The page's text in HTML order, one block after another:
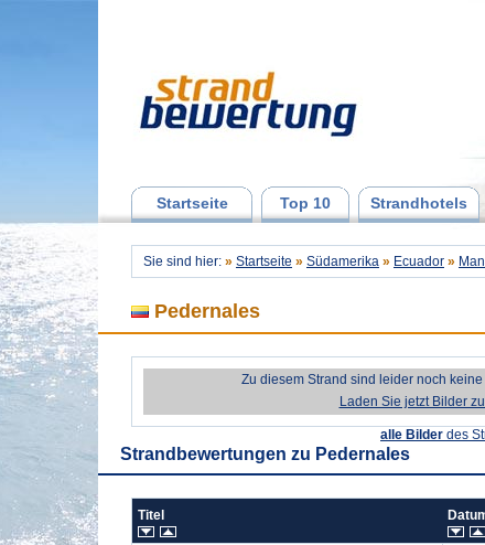
Startseite Top 10 Strandhotels
Sie sind hier: » Startseite » Südamerika » Ecuador »
Pedernales
Zu diesem Strand sind leider noch
Laden Sie jetzt Bilder
alle Bilder des
Strandbewertungen zu Pedernales
Titel